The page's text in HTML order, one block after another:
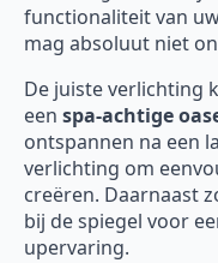
functionaliteit van
mag absoluut niet
De juiste verlichting
een spa-achtige
ontspannen na een
verlichting om
creëren. Daarnaast
bij de spiegel voor
upervaring.